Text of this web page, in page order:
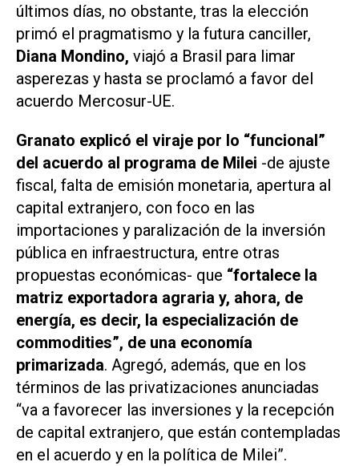
últimos días, no obstante, tras la elección
primó el pragmatismo y la futura canciller,
Diana Mondino, viajó a Brasil para limar
asperezas y hasta se proclamó a favor del
acuerdo Mercosur-UE.
Granato explicó el viraje por lo “funcional”
del acuerdo al programa de Milei -de ajuste
fiscal, falta de emisión monetaria, apertura al
capital extranjero, con foco en las
importaciones y paralización de la inversión
pública en infraestructura, entre otras
propuestas económicas- que “fortalece la
matriz exportadora agraria y, ahora, de
energía, es decir, la especialización de
commodities”, de una economía
primarizada. Agregó, además, que en los
términos de las privatizaciones anunciadas
“va a favorecer las inversiones y la recepción
de capital extranjero, que están contempladas
en el acuerdo y en la política de Milei”.